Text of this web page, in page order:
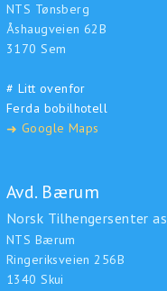
NTS Tønsberg
Åshaugveien 62B
3170 Sem
# Litt ovenfor
Ferda bobilhotell
➜ Google Maps
Avd. Bærum
Norsk Tilhengersenter as
NTS Bærum
Ringeriksveien 256B
1340 Skui